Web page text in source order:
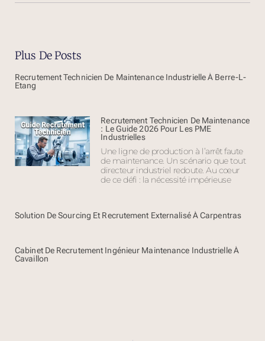
Plus De Posts
Recrutement Technicien De Maintenance Industrielle À Berre-L-
Etang
Recrutement Technicien De Maintenance
: Le Guide 2026 Pour Les PME
Industrielles
Une ligne de production à l’arrêt faute
de maintenance. Un scénario que tout
directeur industriel redoute. Au cœur
de ce défi : la nécessité impérieuse
Solution De Sourcing Et Recrutement Externalisé À Carpentras
Cabinet De Recrutement Ingénieur Maintenance Industrielle À
Cavaillon